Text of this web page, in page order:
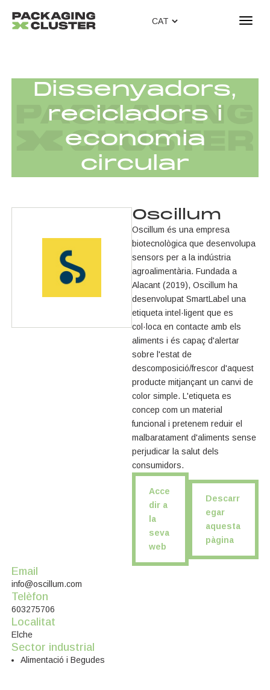
T
t
Dissenyadors,
recicladors i
economia
circular
Oscillum
Oscillum és una empresa
biotecnològica que desenvolupa
sensors per a la indústria
agroalimentària. Fundada a
Alacant (2019), Oscillum ha
desenvolupat SmartLabel una
etiqueta intel·ligent que es
col·loca en contacte amb els
aliments i és capaç d'alertar
sobre l'estat de
descomposició/frescor d'aquest
producte mitjançant un canvi de
color simple. L'etiqueta es
concep com un material
funcional i pretenem reduir el
malbaratament d'aliments sense
perjudicar la salut dels
consumidors.
Acce
dir a
la
seva
web
Descarr
egar
aquesta
pàgina
Email
info@oscillum.com
Telèfon
603275706
Localitat
Elche
Sector industrial
Alimentació i Begudes